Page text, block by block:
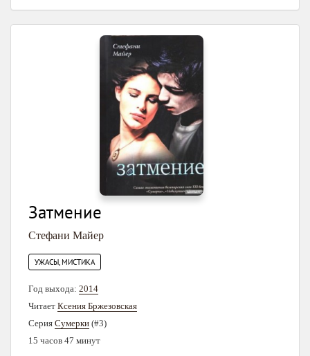
Затмение
Стефани Майер
УЖАСЫ, МИСТИКА
Год выхода: 2014
Читает Ксения Бржезовская
Серия Сумерки (#3)
15 часов 47 минут